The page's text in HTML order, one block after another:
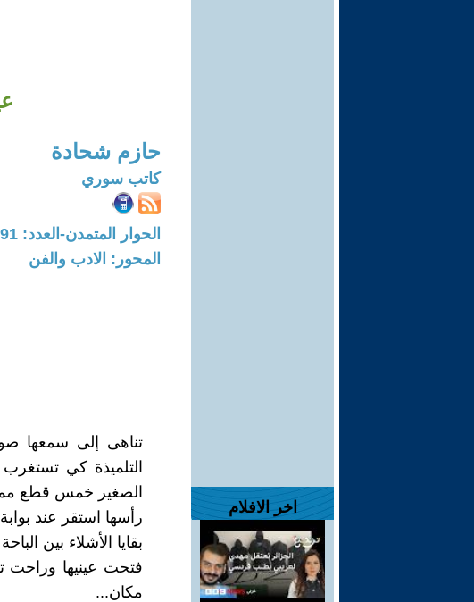
اخر الافلام
حازم شحادة
كاتب سوري
الحوار المتمدن-العدد: 4591 - 2014 / 10 / 2 - 09:43
المحور: الادب والفن
تناهى إلى سمعها
التلميذة كي
الصغير خمس قطع
رأسها استقر عند
بقايا الأشلاء بين
فتحت عينيها وراحت
مكان...